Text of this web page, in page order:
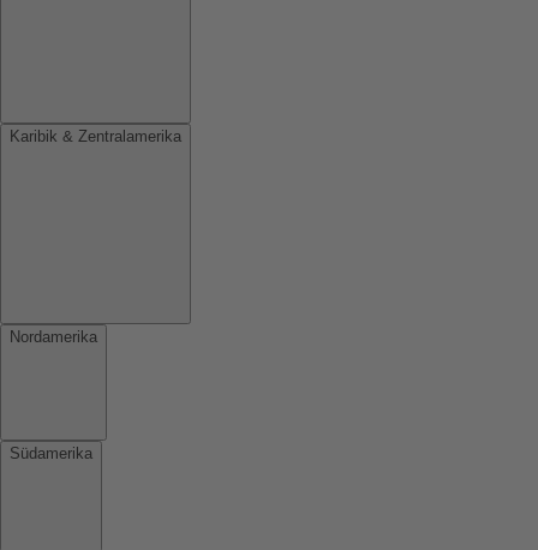
Karibik & Zentralamerika
Nordamerika
Südamerika